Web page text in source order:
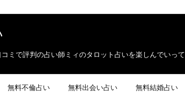
ミで評判の占い師ミィのタロット占いを楽しんでいって
無料不倫占い 無料出会い占い 無料結婚占い